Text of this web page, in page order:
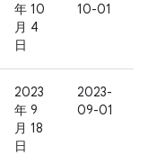
年 10
月 4
日
10-01
2023
年 9
月 18
日
2023-
09-01